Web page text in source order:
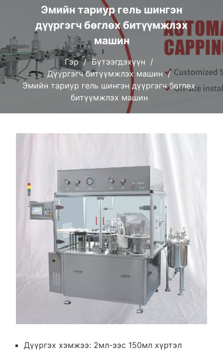
Эмийн тариур гель шингэн
дүүргэгч бөглөх битүүмжлэх
машин
Гэр
Бүтээгдэхүүн
Дүүргэгч битүүмжлэх машин
Эмийн тариур гель шингэн дүүргэгч бөглөх
битүүмжлэх машин
Дүүргэх хэмжээ: 2мл-ээс 150мл хүртэл